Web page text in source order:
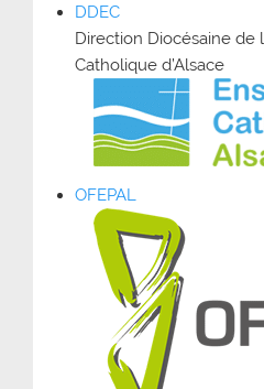
DDEC
Direction Diocésaine de
Catholique d’Alsace
OFEPAL